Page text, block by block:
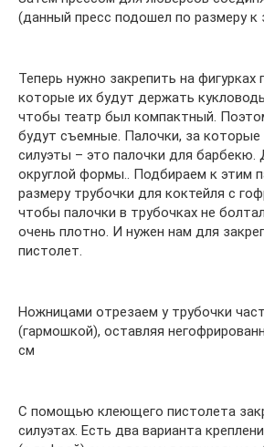
(данный пресс подошел по размеру к
Теперь нужно закрепить на фигурках
которые их будут держать
чтобы театр был компактный.
будут съемные. Палочки, за которые
силуэты – это палочки для барбекю.
округлой формы.. Подбираем к этим
размеру трубочки для коктейля с
чтобы палочки в трубочках не
очень плотно. И нужен нам для
пистолет.
Ножницами отрезаем у трубочки
(гармошкой), оставляя
см
С помощью клеющего пистолета
силуэтах. Есть два варианта